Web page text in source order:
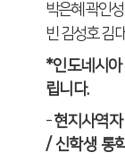
박은혜 곽인
빈 김성호 김
*인도네시
립니다.
-현지사역
/ 신학생 통